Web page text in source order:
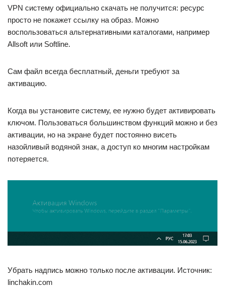
VPN систему официально скачать не получится: ресурс
просто не покажет ссылку на образ. Можно
воспользоваться альтернативными каталогами, например
Allsoft или Softline.
Сам файл всегда бесплатный, деньги требуют за
активацию.
Когда вы установите систему, ее нужно будет активировать
ключом. Пользоваться большинством функций можно и без
активации, но на экране будет постоянно висеть
назойливый водяной знак, а доступ ко многим настройкам
потеряется.
Убрать надпись можно только после активации. Источник:
linchakin.com